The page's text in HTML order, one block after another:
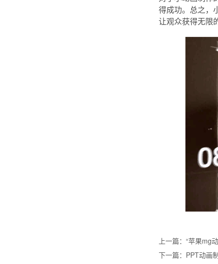
得成功。总之，
让观众获得无限
上一篇： “苹果mg
下一篇： PPT动画